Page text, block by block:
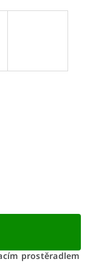
prostěradlem